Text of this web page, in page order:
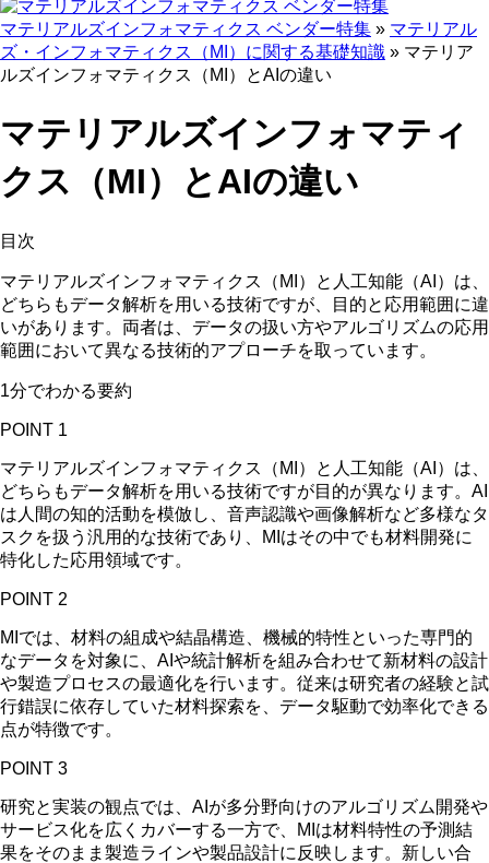
マテリアルズインフォマティクス ベンダー特集 » マテリアル
ズ・インフォマティクス（MI）に関する基礎知識 » マテリア
ルズインフォマティクス（MI）とAIの違い
マテリアルズインフォマティ
クス（MI）とAIの違い
目次
マテリアルズインフォマティクス（MI）と人工知能（AI）は、
どちらもデータ解析を用いる技術ですが、目的と応用範囲に違
いがあります。両者は、データの扱い方やアルゴリズムの応用
範囲において異なる技術的アプローチを取っています。
1分でわかる要約
POINT 1
マテリアルズインフォマティクス（MI）と人工知能（AI）は、
どちらもデータ解析を用いる技術ですが目的が異なります。AI
は人間の知的活動を模倣し、音声認識や画像解析など多様なタ
スクを扱う汎用的な技術であり、MIはその中でも材料開発に
特化した応用領域です。
POINT 2
MIでは、材料の組成や結晶構造、機械的特性といった専門的
なデータを対象に、AIや統計解析を組み合わせて新材料の設計
や製造プロセスの最適化を行います。従来は研究者の経験と試
行錯誤に依存していた材料探索を、データ駆動で効率化できる
点が特徴です。
POINT 3
研究と実装の観点では、AIが多分野向けのアルゴリズム開発や
サービス化を広くカバーする一方で、MIは材料特性の予測結
果をそのまま製造ラインや製品設計に反映します。新しい合